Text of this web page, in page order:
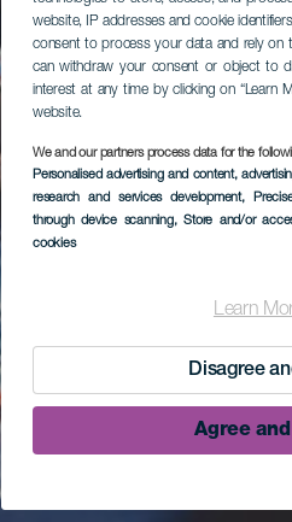
website, IP addresses and cookie
consent to process your data and rely on
can withdraw your consent or object to
interest at any time by clicking on “Learn
website.
We and our partners process data for the
Personalised advertising and content,
research and services development,
through device scanning, Store and/or
cookies
Learn
Disagree
Agree